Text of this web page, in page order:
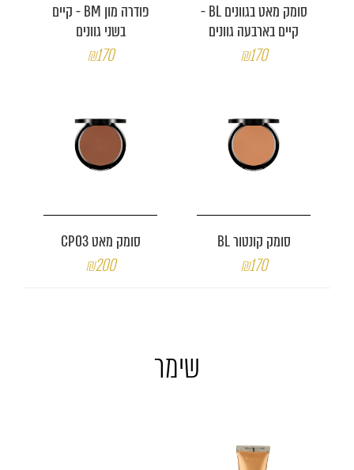
סומק מאט בגוונים BL -
קיים בארבעה גוונים
₪170
פודרה מון BM - קיים
בשני גוונים
₪170
סומק קונטור BL
₪170
סומק מאט CP03
₪200
שימר